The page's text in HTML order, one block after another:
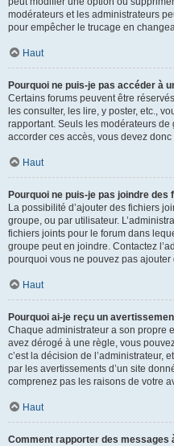
modérateurs et les administrateurs
pour empêcher le trucage en
Haut
Pourquoi ne puis-je pas accéder à
Certains forums peuvent être
les consulter, les lire, y poster, etc.,
rapportant. Seuls les modérateurs
accorder ces accès, vous devez donc
Haut
Pourquoi ne puis-je pas joindre
La possibilité d’ajouter des fichiers
groupe, ou par utilisateur.
fichiers joints pour le forum dans
groupe peut en joindre. Contactez
pourquoi vous ne pouvez pas
Haut
Pourquoi ai-je reçu un
Chaque administrateur a son propre
avez dérogé à une règle, vous
c’est la décision de l’administrateur,
par les avertissements d’un site
comprenez pas les raisons de votre
Haut
Comment rapporter des messages